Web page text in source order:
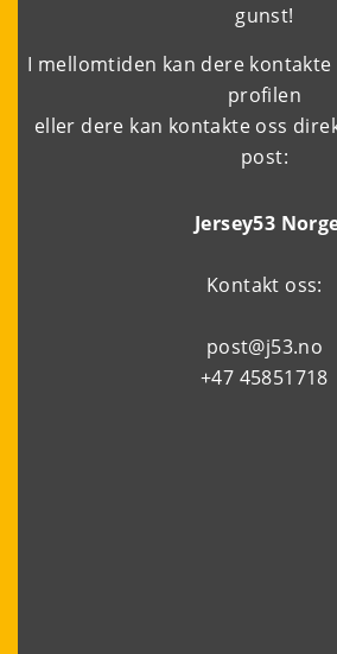
gunst!
I mellomtiden kan dere kontakte
profilen
eller dere kan kontakte oss
post:
Jersey53
Kontakt oss:
post@j53.no
+47 45851718